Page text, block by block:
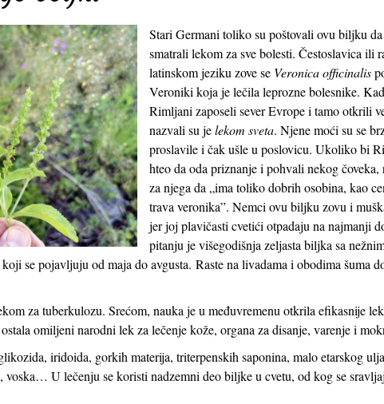
Stari Germani toliko su poštovali ovu biljku
smatrali lekom za sve bolesti. Čestoslavica ili
latinskom jeziku zove se Veronica officinalis
Veroniki koja je lečila leprozne bolesnike.
Rimljani zaposeli sever Evrope i tamo otkrili
nazvali su jelekom sveta. Njene moći su se
proslavile i čak ušle u poslovicu. Ukoliko bi
hteo da oda priznanje i pohvali nekog čoveka,
za njega da „ima toliko dobrih osobina, kao
trava veronika”. Nemci ovu biljku zovu i
jer joj plavičasti cvetići otpadaju na najmanji
pitanju je višegodišnja zeljasta biljka sa
se pojavljuju od maja do avgusta. Raste na livadama i obodima šuma
za tuberkulozu. Srećom, nauka je u međuvremenu otkrila efikasnije
omiljeni narodni lek za lečenje kože, organa za disanje, varenje i
iridoida, gorkih materija, triterpenskih saponina, malo etarskog
voska… U lečenju se koristi nadzemni deo biljke u cvetu, od kog se